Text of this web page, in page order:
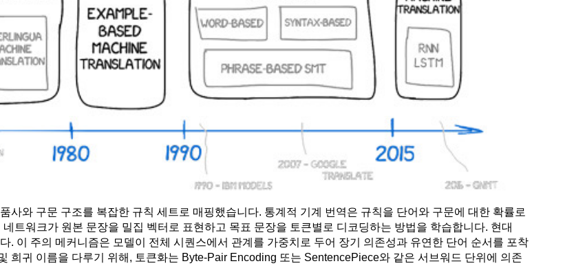
사와 구문 구조를 복잡한 규칙 세트로 매핑했습니다. 통계적 기계 번역은 규칙을 단어와 구문에 대한 확률로
트워크가 원본 문장을 밀집 벡터로 표현하고 목표 문장을 토큰별로 디코딩하는 방법을 학습합니다. 현대
. 이 주의 메커니즘은 모델이 전체 시퀀스에서 관계를 가중치로 두어 장기 의존성과 유연한 단어 순서를 포착
희귀 이름을 다루기 위해, 토큰화는 Byte-Pair Encoding 또는 SentencePiece와 같은 서브워드 단위에 의존